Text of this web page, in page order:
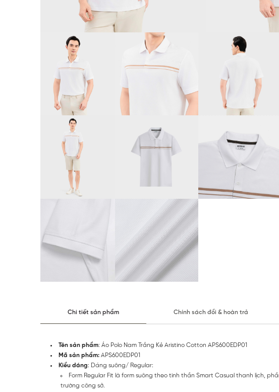
Chi tiết sản phẩm Chính sách đổi & hoàn trả
Tên sản phẩm: Áo Polo Nam Trắng Kẻ Aristino Cotton APS600EDP01
Mã sản phẩm: APS600EDP01
Kiểu dáng: Dáng suông/ Regular:
Form Regular Fit là form suông theo tinh thần Smart Casual thanh lịch,
trường công sở.